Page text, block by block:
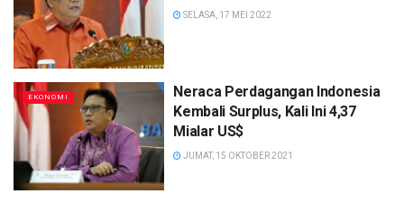
SELASA, 17 MEI 2022
EKONOMI
Neraca Perdagangan Indonesia
Kembali Surplus, Kali Ini 4,37
Mialar US$
JUMAT, 15 OKTOBER 2021